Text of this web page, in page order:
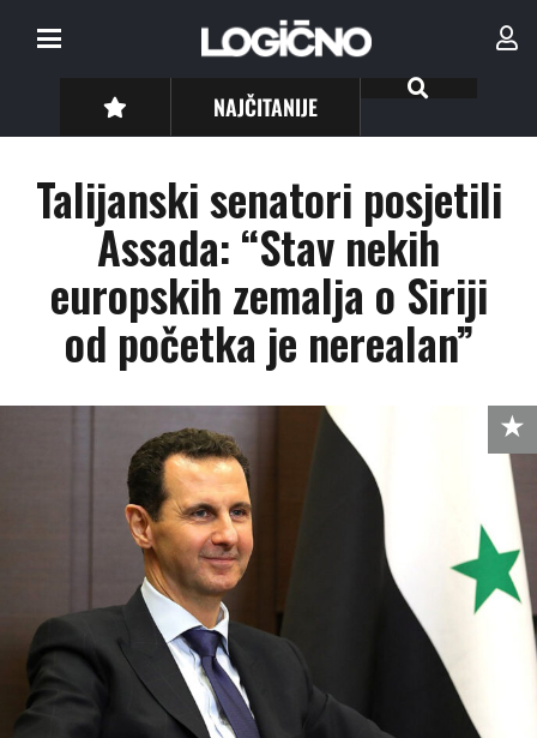
NAJČITANIJE
Talijanski senatori posjetili
Assada: “Stav nekih
europskih zemalja o Siriji
od početka je nerealan”